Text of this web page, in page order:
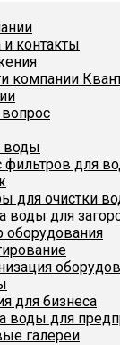
и контакты
компании
воды
фильтров для
для очистки
воды для
оборудования
для бизнеса
воды для
галереи